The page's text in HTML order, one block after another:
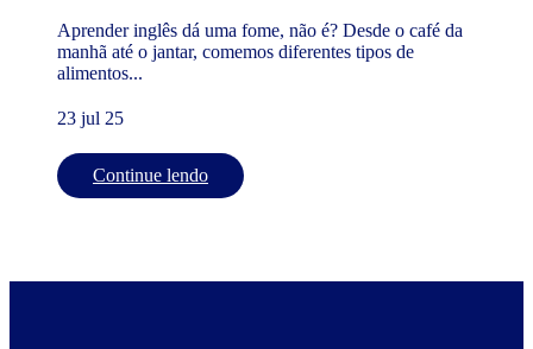
Aprender inglês dá uma fome, não é? Desde o café da
manhã até o jantar, comemos diferentes tipos de
alimentos...
23 jul 25
Continue lendo